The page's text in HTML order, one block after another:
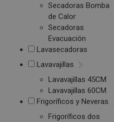
Secadoras Bomba
de Calor
Secadoras
Evacuación
Lavasecadoras
Lavavajillas
Lavavajillas 45CM
Lavavajillas 60CM
Frigoríficos y Neveras
Frigoríficos dos